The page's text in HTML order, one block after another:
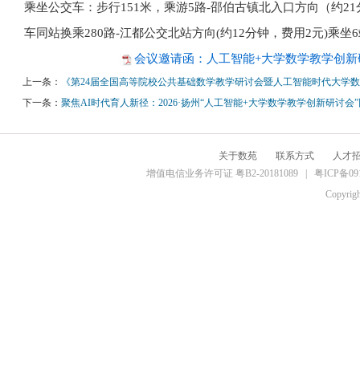
乘坐公交车：步行151米，乘游5路-邵伯古镇北入口方向（约
车同站换乘280路-江都公交北站方向(约12分钟，费用2元)乘坐
会议邀请函：人工智能+大学数学教学创
上一条：
《第24届全国高等院校公共基础数学教学研讨会暨人工智能时代大学
下一条： 聚焦AI时代育人新径：2026·扬州“人工智能+大学数学教学创新研讨会
关于数苑 联系方式
人才
增值电信业务许可证 粤B2-20181089 | 粤ICP备